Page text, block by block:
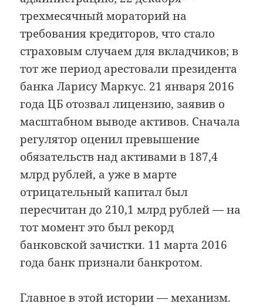
трехмесячный мораторий на
требования кредиторов, что стало
страховым случаем для вкладчиков; в
тот же период арестовали президента
банка Ларису Маркус. 21 января 2016
года ЦБ отозвал лицензию, заявив о
масштабном выводе активов. Сначала
регулятор оценил превышение
обязательств над активами в 187,4
млрд рублей, а уже в марте
отрицательный капитал был
пересчитан до 210,1 млрд рублей — на
тот момент это был рекорд
банковской зачистки. 11 марта 2016
года банк признали банкротом.
Главное в этой истории — механизм.